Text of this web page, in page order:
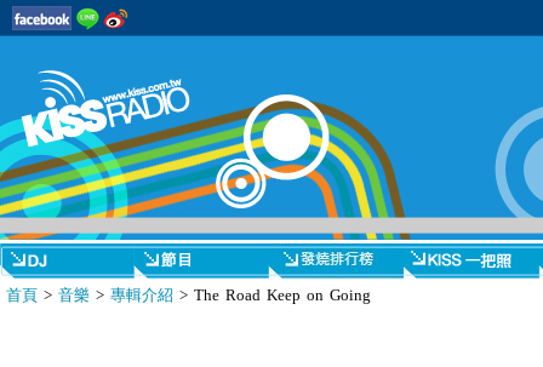
首頁 > 音樂 > 專輯介紹 > The Road Keep on Going